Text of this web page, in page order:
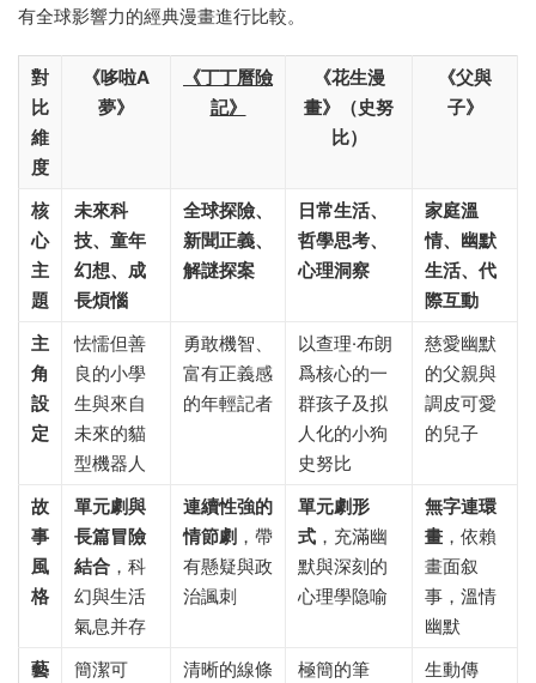
有全球影響力的經典漫畫進行比較。
對
比
維
度
《哆啦A
夢》
《丁丁曆險
記》
《花生漫
畫》（史努
比）
《父與
子》
核
心
主
題
未來科
技、童年
幻想、成
長煩惱
全球探險、
新聞正義、
解謎探案
日常生活、
哲學思考、
心理洞察
家庭溫
情、幽默
生活、代
際互動
主
角
設
定
怯懦但善
良的小學
生與來自
未來的貓
型機器人
勇敢機智、
富有正義感
的年輕記者
以查理·布朗
爲核心的一
群孩子及拟
人化的小狗
史努比
慈愛幽默
的父親與
調皮可愛
的兒子
故
事
風
格
單元劇與
長篇冒險
結合 ，科
幻與生活
氣息并存
連續性強的
情節劇 ，帶
有懸疑與政
治諷刺
單元劇形
式 ，充滿幽
默與深刻的
心理學隐喻
無字連環
畫 ，依賴
畫面叙
事，溫情
幽默
藝
簡潔可
清晰的線條
極簡的筆
生動傳